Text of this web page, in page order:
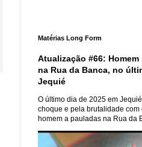
Matérias Long Form
Atualização #66:
na Rua da Banca, no
Jequié
O último dia de 2025 em
choque e pela brutalidade com
homem a pauladas na Rua da